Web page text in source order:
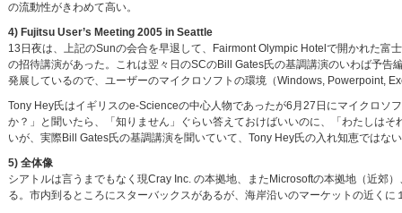
の流動性がきわめて高い。
4) Fujitsu User’s Meeting 2005 in Seattle
13日夜は、上記のSunの会合を早退して、Fairmont Olympic Hotelで開かれた富
の招待講演があった。これは翌々日のSCのBill Gates氏の基調講演のいわば予
発展しているので、ユーザーのマイクロソフトの環境（Windows, Powerpoint,
Tony Hey氏はイギリスのe-Scienceの中心人物であったが6月27日にマイクロソ
か？」と聞いたら、「知りません」ぐらい答えておけばいいのに、「わたしは
いが、実際Bill Gates氏の基調講演を聞いていて、Tony Hey氏の入れ知恵ではな
5) 全体像
シアトルは言うまでもなく現Cray Inc. の本拠地、またMicrosoftの本拠地（近郊
る。市内到るところにスターバックスがあるが、海岸沿いのマーケットの近く